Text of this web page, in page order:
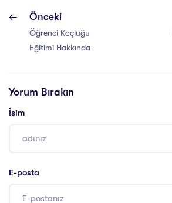
Önceki
Öğrenci Koçluğu
Eğitimi Hakkında
Yorum Bırakın
İsim
E-posta